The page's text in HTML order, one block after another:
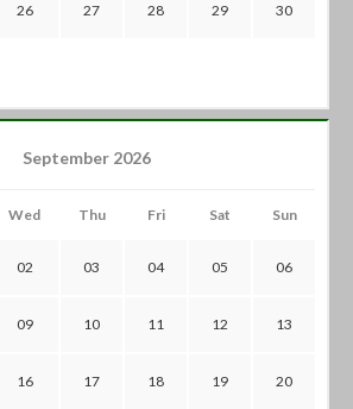
26 27 28 29 30
September 2026
Wed Thu Fri Sat Sun
02 03 04 05 06
09 10 11 12 13
16 17 18 19 20